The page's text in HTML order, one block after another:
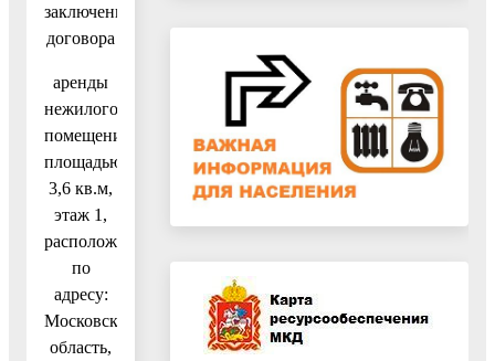
заключения
договора
аренды
нежилого
помещения
площадью
3,6 кв.м,
этаж 1,
расположенного
по
адресу:
Московская
область,